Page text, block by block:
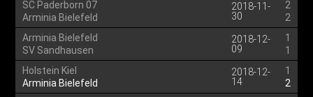
SC Paderborn 07
Arminia Bielefeld
2018-11-
30
2
2
Arminia Bielefeld
SV Sandhausen
2018-12-
09
1
1
Holstein Kiel
Arminia Bielefeld
2018-12-
14
1
2